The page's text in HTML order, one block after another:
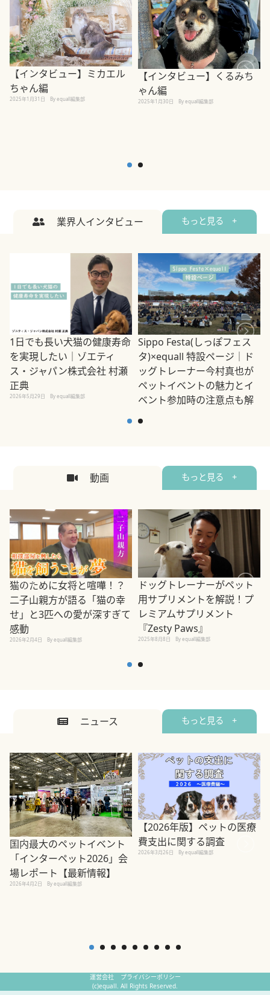
【インタビュー】ミカエル
ちゃん編
2025年1月31日 By equall編集部
【インタビュー】くるみち
ゃん編
2025年1月30日 By equall編集部
業界人インタビュー もっと見る +
1日でも長い犬猫の健康寿命
を実現したい｜ゾエティ
ス・ジャパン株式会社 村瀬
正典
2026年5月29日 By equall編集部
Sippo Festa(しっぽフェス
タ)×equall 特設ページ｜ド
ッグトレーナー今村真也が
ペットイベントの魅力とイ
ベント参加時の注意点も解
2026年5月12日
動画 もっと見る +
猫のために女将と喧嘩！？
二子山親方が語る「猫の幸
せ」と3匹への愛が深すぎて
感動
2026年2月4日 By equall編集部
ドッグトレーナーがペット
用サプリメントを解説！プ
レミアムサプリメント
『Zesty Paws』
2025年8月8日 By equall編集部
ニュース もっと見る +
国内最大のペットイベント
「インターペット2026」会
場レポート【最新情報】
2026年4月2日 By equall編集部
【2026年版】ペットの医療
費支出に関する調査
2026年3月26日 By equall編集部
運営会社
プライバシーポリシー
(c)equall. All Rights Reserved.